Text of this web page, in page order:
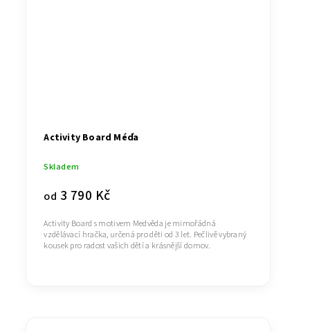
Activity Board Méďa
Skladem
od 3 790 Kč
Activity Board s motivem Medvěda je mimořádná
vzdělávací hračka, určená pro děti od 3 let. Pečlivě vybraný
kousek pro radost vašich dětí a krásnější domov.